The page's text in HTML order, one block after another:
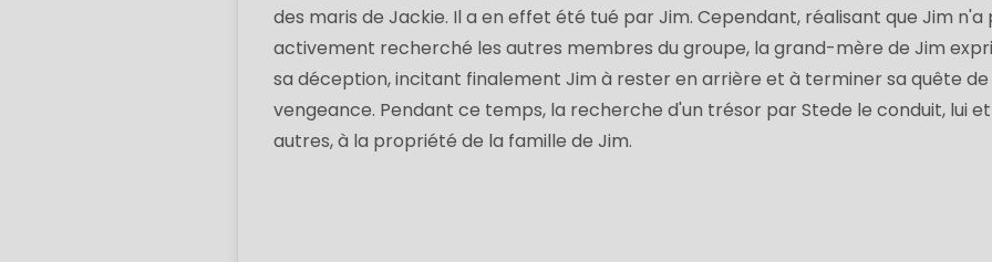
des maris de Jackie. Il a en effet été tué par Jim. Cependant, réalisant que Jim n'a
activement recherché les autres membres du groupe, la grand-mère de Jim
sa déception, incitant finalement Jim à rester en arrière et à terminer sa quête de
vengeance. Pendant ce temps, la recherche d'un trésor par Stede le conduit, lui
autres, à la propriété de la famille de Jim.